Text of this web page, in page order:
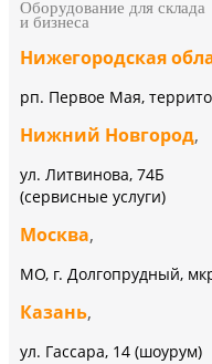
Оборудование для склада
и бизнеса
Нижегородская
рп. Первое Мая,
Нижний Новгород,
ул. Литвинова, 74Б
(сервисные услуги)
Москва,
МО, г. Долгопрудный,
Казань,
ул. Гассара, 14 (шоурум)